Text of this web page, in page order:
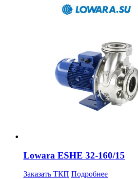
Lowara ESHE 32-160/15
Заказать ТКП Подробнее